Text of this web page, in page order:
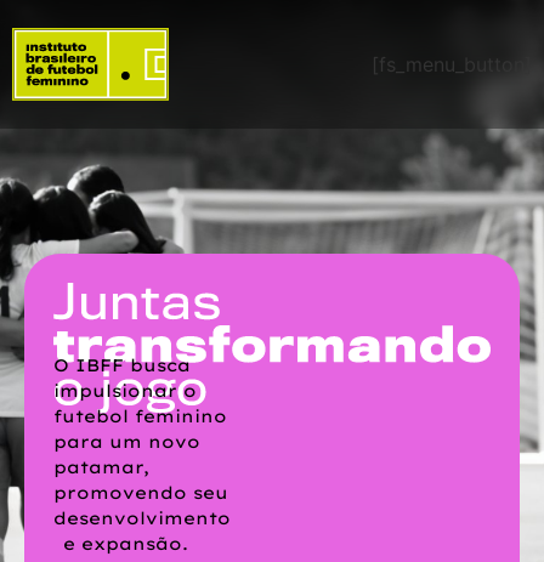
[fs_menu_button]
O IBFF busca
impulsionar o
futebol feminino
para um novo
patamar,
promovendo seu
desenvolvimento
e expansão.